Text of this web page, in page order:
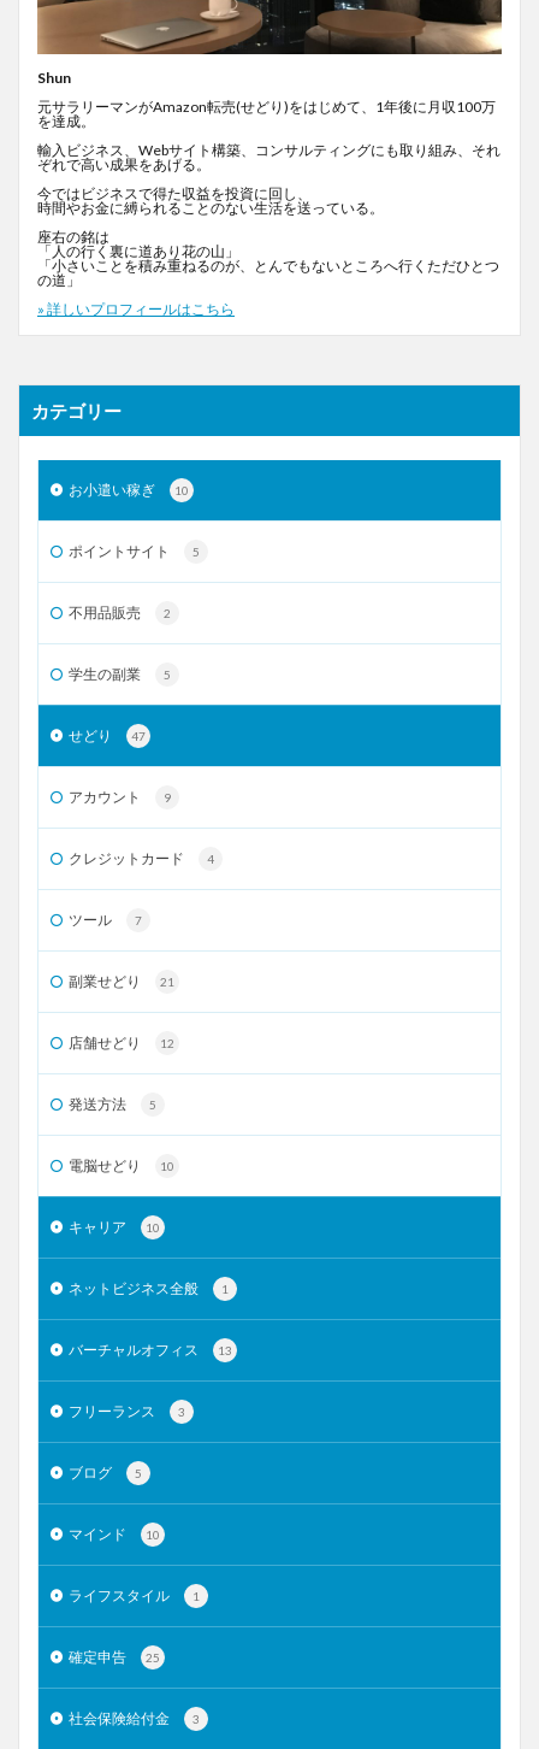
Shun
元サラリーマンがAmazon転売(せどり)をはじめて、1年後に月収100万
を達成。
輸入ビジネス、Webサイト構築、コンサルティングにも取り組み、それ
ぞれで高い成果をあげる。
今ではビジネスで得た収益を投資に回し、
時間やお金に縛られることのない生活を送っている。
座右の銘は
「人の行く裏に道あり花の山」
「小さいことを積み重ねるのが、とんでもないところへ行くただひとつ
の道」
» 詳しいプロフィールはこちら
カテゴリー
お小遣い稼ぎ 10
ポイントサイト 5
不用品販売 2
学生の副業 5
せどり 47
アカウント 9
クレジットカード 4
ツール 7
副業せどり 21
店舗せどり 12
発送方法 5
電脳せどり 10
キャリア 10
ネットビジネス全般 1
バーチャルオフィス 13
フリーランス 3
ブログ 5
マインド 10
ライフスタイル 1
確定申告 25
社会保険給付金 3